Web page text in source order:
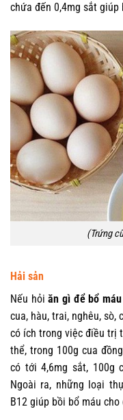
chứa đến 0,4mg sắt giúp
(Trứng
Hải sản
Nếu hỏiăn gì để bổ máu
cua, hàu, trai, nghêu, sò,
có ích trong việc điều trị
thể, trong 100g cua
có tới 4,6mg sắt, 100g
Ngoài ra, những loại
B12 giúp bồi bổ máu cho